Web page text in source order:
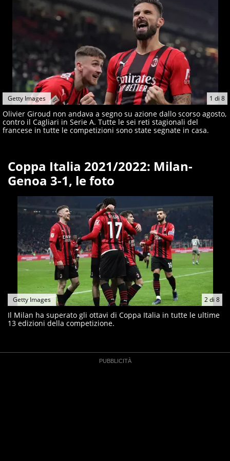
1 di 8
Getty Images
Olivier Giroud non andava a segno su azione dallo scorso agosto,
contro il Cagliari in Serie A. Tutte le sei reti stagionali del
francese in tutte le competizioni sono state segnate in casa.
Coppa Italia 2021/2022: Milan-
Genoa 3-1, le foto
2di 8
Getty Images
Il Milan ha superato gli ottavi di Coppa Italia in tutte le ultime
13 edizioni della competizione.